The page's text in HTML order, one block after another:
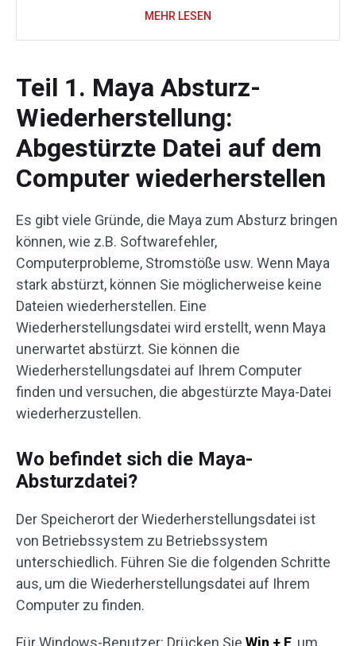
MEHR LESEN
Teil 1. Maya Absturz-
Wiederherstellung:
Abgestürzte Datei auf dem
Computer wiederherstellen
Es gibt viele Gründe, die Maya zum Absturz bringen
können, wie z.B. Softwarefehler,
Computerprobleme, Stromstöße usw. Wenn Maya
stark abstürzt, können Sie möglicherweise keine
Dateien wiederherstellen. Eine
Wiederherstellungsdatei wird erstellt, wenn Maya
unerwartet abstürzt. Sie können die
Wiederherstellungsdatei auf Ihrem Computer
finden und versuchen, die abgestürzte Maya-Datei
wiederherzustellen.
Wo befindet sich die Maya-
Absturzdatei?
Der Speicherort der Wiederherstellungsdatei ist
von Betriebssystem zu Betriebssystem
unterschiedlich. Führen Sie die folgenden Schritte
aus, um die Wiederherstellungsdatei auf Ihrem
Computer zu finden.
Für Windows-Benutzer: Drücken Sie Win + E , um